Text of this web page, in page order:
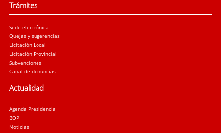
Trámites
Sede electrónica
Quejas y sugerencias
Licitación Local
Licitación Provincial
Subvenciones
Canal de denuncias
Actualidad
Agenda Presidencia
BOP
Noticias